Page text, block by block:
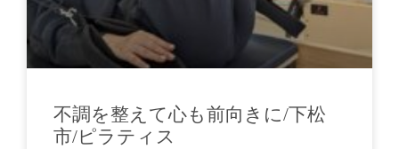
不調を整えて心も前向きに/下松
市/ピラティス